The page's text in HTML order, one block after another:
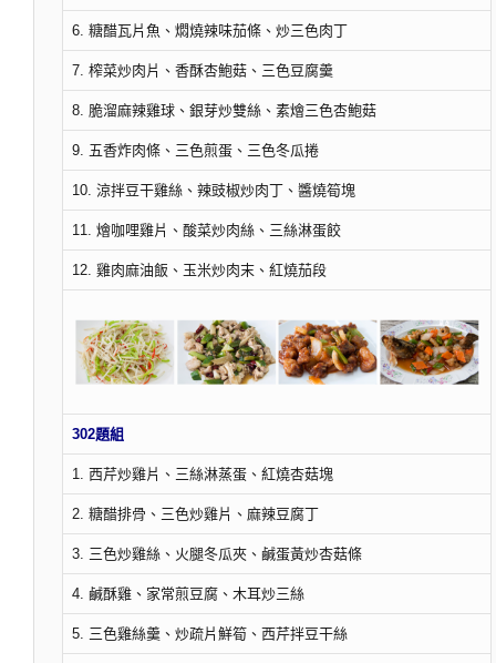
6. 糖醋瓦片魚、燜燒辣味茄條、炒三色肉丁
7. 榨菜炒肉片、香酥杏鮑菇、三色豆腐羹
8. 脆溜麻辣雞球、銀芽炒雙絲、素燴三色杏鮑菇
9. 五香炸肉條、三色煎蛋、三色冬瓜捲
10. 涼拌豆干雞絲、辣豉椒炒肉丁、醬燒筍塊
11. 燴咖哩雞片、酸菜炒肉絲、三絲淋蛋餃
12. 雞肉麻油飯、玉米炒肉末、紅燒茄段
302題組
1. 西芹炒雞片、三絲淋蒸蛋、紅燒杏菇塊
2. 糖醋排骨、三色炒雞片、麻辣豆腐丁
3. 三色炒雞絲、火腿冬瓜夾、鹹蛋黃炒杏菇條
4. 鹹酥雞、家常煎豆腐、木耳炒三絲
5. 三色雞絲羹、炒疏片鮮筍、西芹拌豆干絲